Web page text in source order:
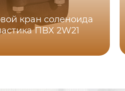
кран соленоида
ПВХ 2W21